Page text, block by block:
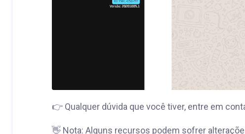
👉 Qualquer dúvida que você tiver, entre em
👋 Nota: Alguns recursos podem sofrer